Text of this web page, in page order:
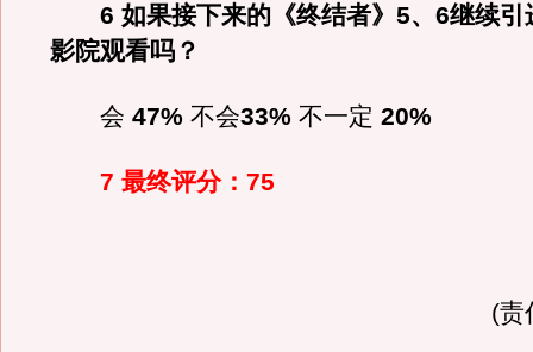
6 如果接下来的《终结者》5、6继续引
影院观看吗？
会 47%不会33%不一定 20%
7 最终评分：75
(责